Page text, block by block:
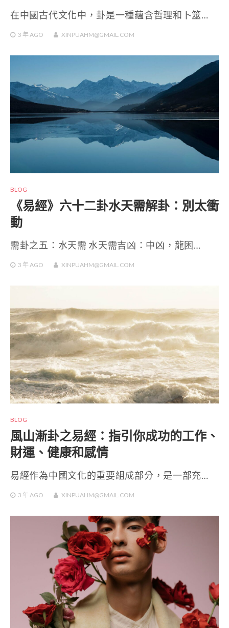
在中國古代文化中，卦是一種蘊含哲理和卜筮…
3 年AGO XINPUAHM@GMAIL.COM
BLOG
《易經》六十二卦水天需解卦：別太衝
動
需卦之五：水天需 水天需吉凶：中凶，龍困…
3 年AGO XINPUAHM@GMAIL.COM
BLOG
風山漸卦之易經：指引你成功的工作、
財運、健康和感情
易經作為中國文化的重要組成部分，是一部充…
3 年AGO XINPUAHM@GMAIL.COM